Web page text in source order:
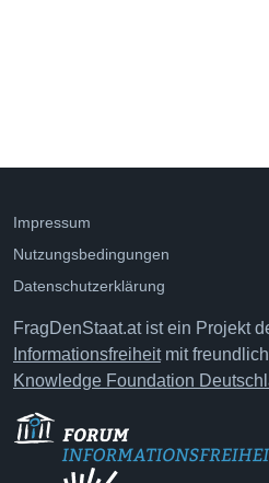
Impressum
Nutzungsbedingungen
Datenschutzerklärung
FragDenStaat.at ist ein Projekt
Informationsfreiheitmit
Knowledge Foundation